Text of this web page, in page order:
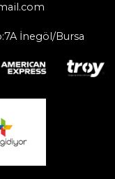
İnegöl/Bursa